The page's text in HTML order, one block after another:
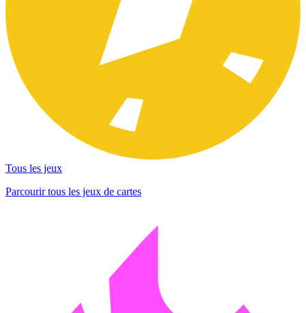
Tous les jeux
Parcourir tous les jeux de cartes